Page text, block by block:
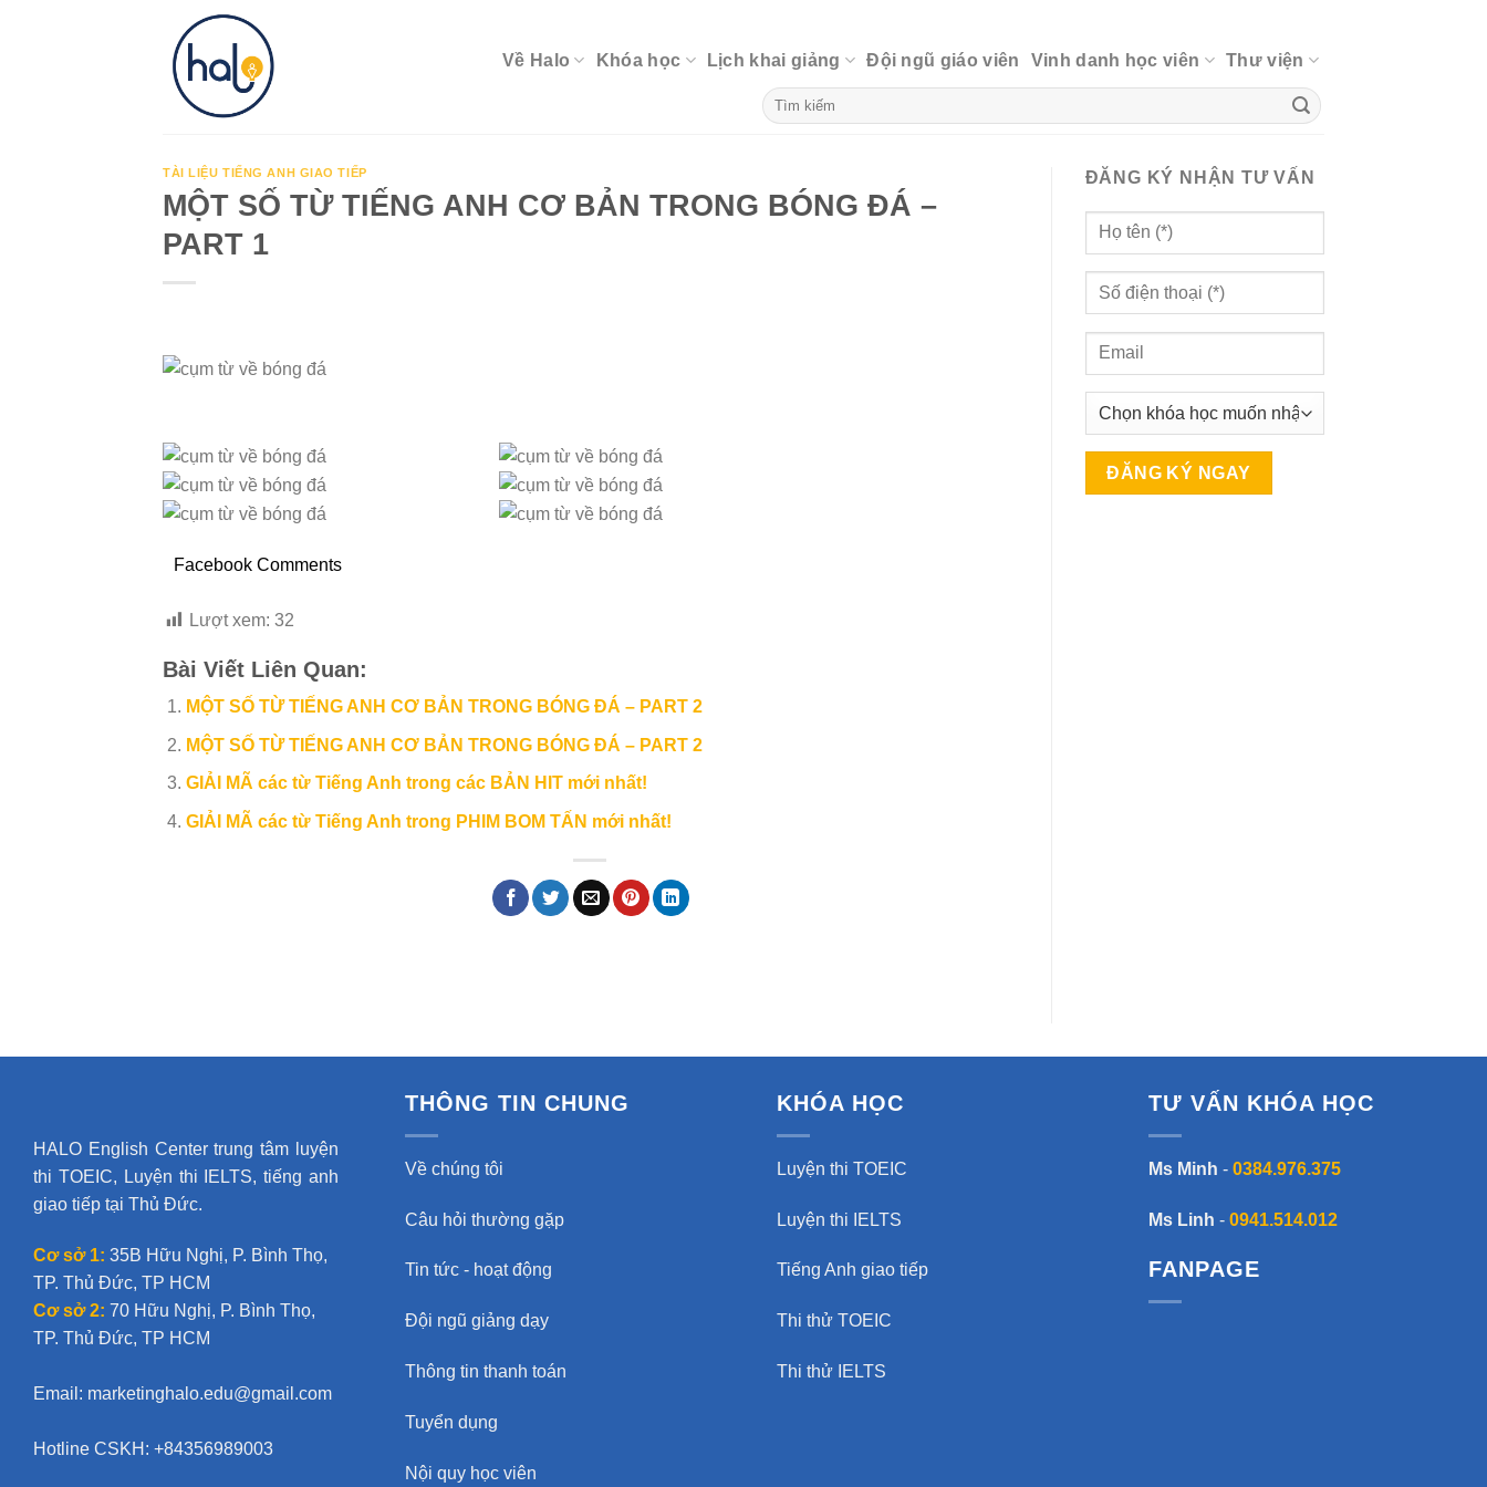
Về Halo Khóa học Lịch khai giảng Đội ngũ giáo viên Vinh danh học viên Thư viện
TÀI LIỆU TIẾNG ANH GIAO TIẾP
MỘT SỐ TỪ TIẾNG ANH CƠ BẢN TRONG BÓNG ĐÁ –
PART 1
Facebook Comments
Lượt xem: 32
Bài Viết Liên Quan:
MỘT SỐ TỪ TIẾNG ANH CƠ BẢN TRONG BÓNG ĐÁ – PART 2
MỘT SỐ TỪ TIẾNG ANH CƠ BẢN TRONG BÓNG ĐÁ – PART 2
GIẢI MÃ các từ Tiếng Anh trong các BẢN HIT mới nhất!
GIẢI MÃ các từ Tiếng Anh trong PHIM BOM TẤN mới nhất!
ĐĂNG KÝ NHẬN TƯ VẤN
HALO English Center trung tâm luyện
thi TOEIC, Luyện thi IELTS, tiếng anh
giao tiếp tại Thủ Đức.
Cơ sở 1: 35B Hữu Nghị, P. Bình Thọ,
TP. Thủ Đức, TP HCM
Cơ sở 2: 70 Hữu Nghị, P. Bình Thọ,
TP. Thủ Đức, TP HCM
Email: marketinghalo.edu@gmail.com
Hotline CSKH: +84356989003
THÔNG TIN CHUNG
Về chúng tôi
Câu hỏi thường gặp
Tin tức - hoạt động
Đội ngũ giảng dạy
Thông tin thanh toán
Tuyển dụng
Nội quy học viên
KHÓA HỌC
Luyện thi TOEIC
Luyện thi IELTS
Tiếng Anh giao tiếp
Thi thử TOEIC
Thi thử IELTS
TƯ VẤN KHÓA HỌC
Ms Minh - 0384.976.375
Ms Linh - 0941.514.012
FANPAGE